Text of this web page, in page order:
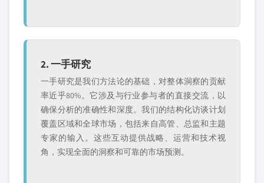
2. 一手研究
一手研究是我们方法论的基础，对整体洞察的贡献
率近乎80%。它涉及与行业参与者的直接交流，以
确保分析的准确性和深度。我们的结构化访谈计划
覆盖区域和全球市场，包括来自高管、总监和主题
专家的输入。这些互动提供战略、运营和技术视
角，实现全面的洞察和可靠的市场预测。